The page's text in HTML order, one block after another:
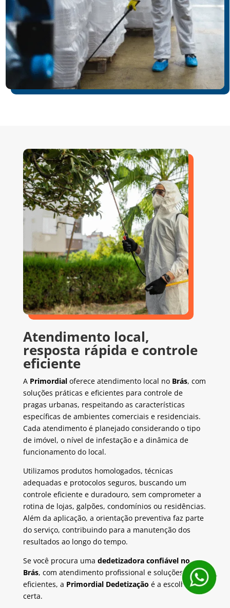
Atendimento local,
resposta rápida e controle
eficiente
A Primordialoferece atendimento local no Brás, com
soluções práticas e eficientes para controle de
pragas urbanas, respeitando as características
específicas de ambientes comerciais e residenciais.
Cada atendimento é planejado considerando o tipo
de imóvel, o nível de infestação e a dinâmica de
funcionamento do local.
Utilizamos produtos homologados, técnicas
adequadas e protocolos seguros, buscando um
controle eficiente e duradouro, sem comprometer a
rotina de lojas, galpões, condomínios ou residências.
Além da aplicação, a orientação preventiva faz parte
do serviço, contribuindo para a manutenção dos
resultados ao longo do tempo.
Se você procura uma dedetizadora confiável no
Brás, com atendimento profissional e soluções
eficientes, a Primordial Dedetização é a escolha
certa.